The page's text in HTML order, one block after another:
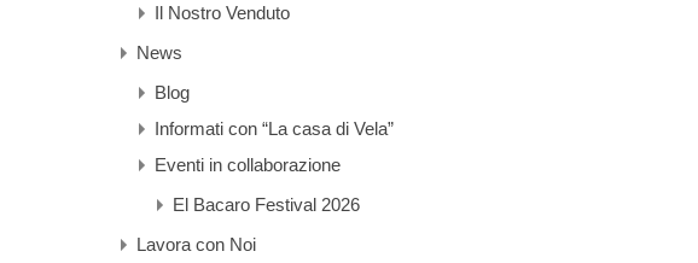
Il Nostro Venduto
News
Blog
Informati con “La casa di Vela”
Eventi in collaborazione
El Bacaro Festival 2026
Lavora con Noi